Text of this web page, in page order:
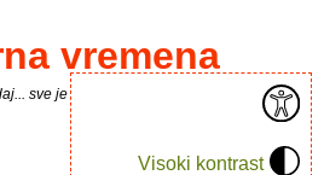
Visoki kontrast
vremena
sve je puno knjiga.